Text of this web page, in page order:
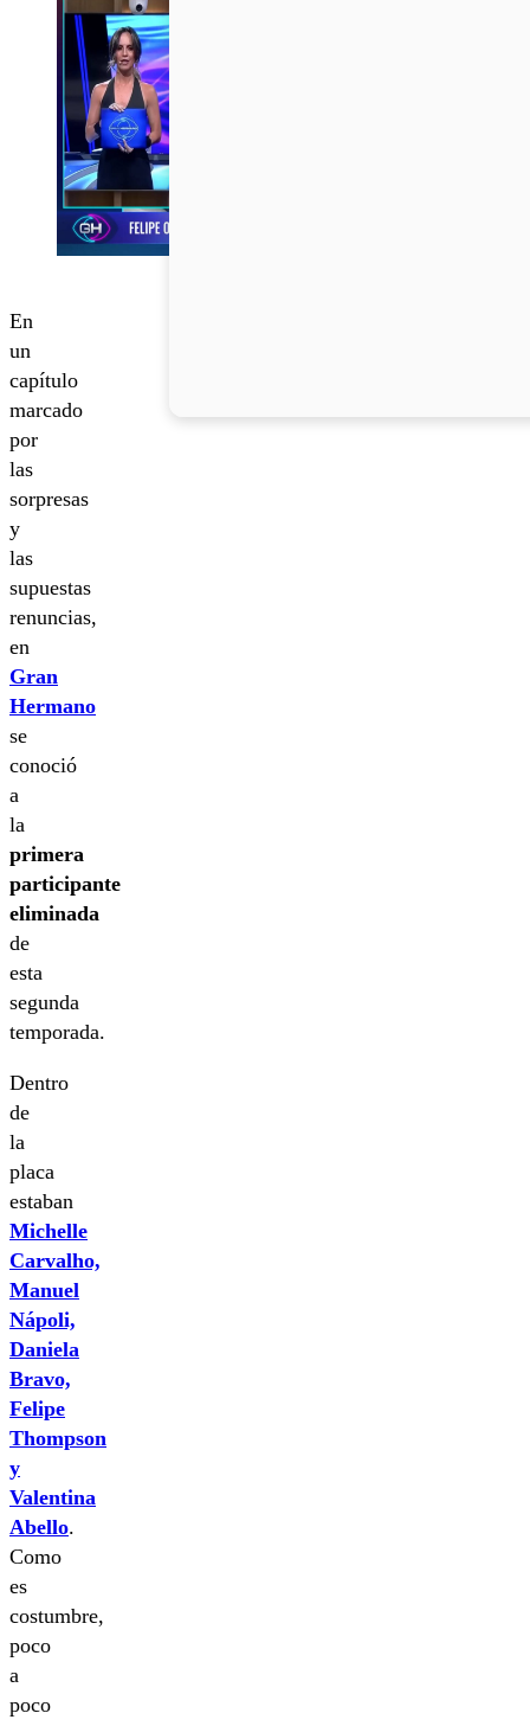
En
un
capítulo
marcado
por
las
sorpresas
y
las
supuestas
renuncias,
en
Gran
Hermano
se
conoció
a
la
primera
participante
eliminada
de
esta
segunda
temporada.
Dentro
de
la
placa
estaban
Michelle
Carvalho,
Manuel
Nápoli,
Daniela
Bravo,
Felipe
Thompson
y
Valentina
Abello.
Como
es
costumbre,
poco
a
poco